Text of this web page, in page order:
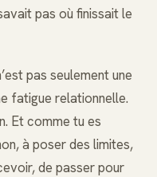
pas où finissait le
pas seulement une
fatigue relationnelle.
Et comme tu es
à poser des limites,
de passer pour